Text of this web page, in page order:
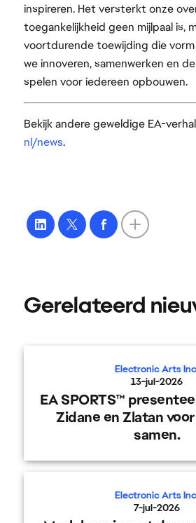
inspireren. Het versterkt onze
toegankelijkheid geen mijlpaal is,
voortdurende toewijding die vorm
we innoveren, samenwerken en
spelen voor iedereen opbouwen.
Bekijk andere geweldige EA-
nl/news.